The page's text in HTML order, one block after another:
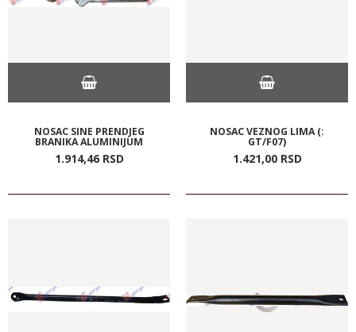
NOSAC SINE PRENDJEG
BRANIKA ALUMINIJUM
1.914,46 RSD
NOSAC VEZNOG LIMA (:
GT/F07)
1.421,00 RSD